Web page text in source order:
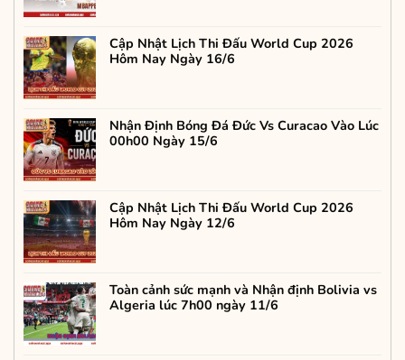
Cập Nhật Lịch Thi Đấu World Cup 2026
Hôm Nay Ngày 16/6
Nhận Định Bóng Đá Đức Vs Curacao Vào Lúc
00h00 Ngày 15/6
Cập Nhật Lịch Thi Đấu World Cup 2026
Hôm Nay Ngày 12/6
Toàn cảnh sức mạnh và Nhận định Bolivia vs
Algeria lúc 7h00 ngày 11/6